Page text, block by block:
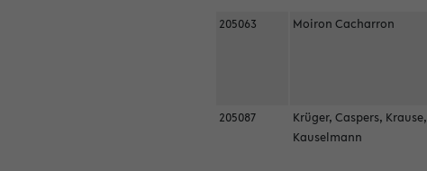
205063 Moiron Cacharron
205087
Krüger, Caspers, Krause,
Kauselmann